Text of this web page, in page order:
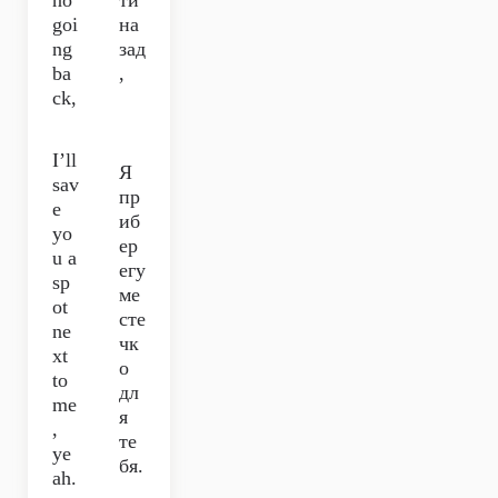
goi
ng
ba
ck,
на
зад
,
I’ll
sav
e
yo
u a
sp
ot
ne
xt
to
me
,
ye
ah.
Я
пр
иб
ер
егу
ме
сте
чк
о
дл
я
те
бя.